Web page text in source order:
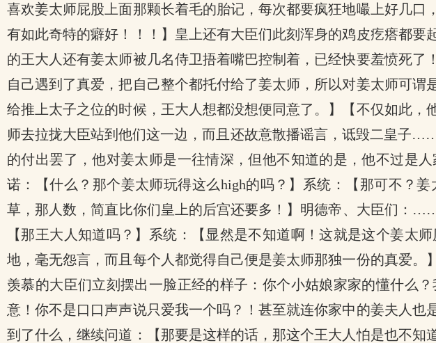
喜欢姜太师屁股上面那颗长着毛的胎记，每次都要疯狂地嘬上好几
有如此奇特的癖好！！！】皇上还有大臣们此刻浑身的鸡皮疙瘩都
的王大人还有姜太师被几名侍卫捂着嘴巴控制着，已经快要羞愤死
自己遇到了真爱，把自己整个都托付给了姜太师，所以对姜太师可
给推上太子之位的时候，王大人想都没想便同意了。】【不仅如此
师去拉拢大臣站到他们这一边，而且还故意散播谣言，诋毁二皇子
的付出罢了，他对姜太师是一往情深，但他不知道的是，他不过是
诺：【什么？那个姜太师玩得这么high的吗？】系统：【那可不？
草，那人数，简直比你们皇上的后宫还要多！】明德帝、大臣们：
【那王大人知道吗？】系统：【显然是不知道啊！这就是这个姜太
地，毫无怨言，而且每个人都觉得自己便是姜太师那独一份的真爱
羡慕的大臣们立刻摆出一脸正经的样子：你个小姑娘家家的懂什么
意！你不是口口声声说只爱我一个吗？！甚至就连你家中的姜夫人
到了什么，继续问道：【那要是这样的话，那这个王大人怕是也不